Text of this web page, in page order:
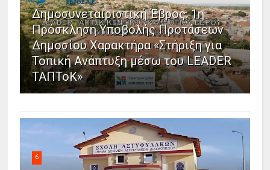
Δημοσυνεταιριστική Έβρος: 1η
Πρόσκληση Υποβολής Προτάσεων
Δημοσίου Χαρακτήρα «Στήριξη για
Τοπική Ανάπτυξη μέσω του LEADER
ΤΑΠΤοΚ»
6